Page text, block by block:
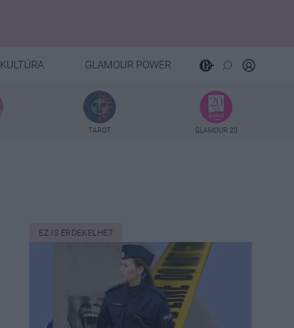
KULTÚRA GLAMOUR POWER
TAROT GLAMOUR 20
EZ IS ÉRDEKELHET